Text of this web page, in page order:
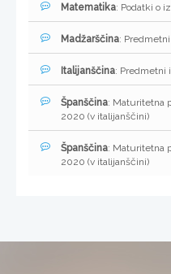
Matematika: Podatki o
Madžarščina:
Italijanščina: Predmetni
Španščina: Maturitetna
2020 (v italijanščini)
Španščina: Maturitetna
2020 (v italijanščini)